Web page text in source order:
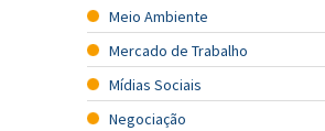
Meio Ambiente
Mercado de Trabalho
Mídias Sociais
Negociação